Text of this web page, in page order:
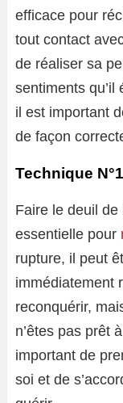
efficace pour
tout contact
de réaliser sa
sentiments qu’il
il est important
de façon
Technique
Faire le deuil
essentielle pour
rupture, il peut
immédiatement
reconquérir,
n’êtes pas prêt
important de
soi et de